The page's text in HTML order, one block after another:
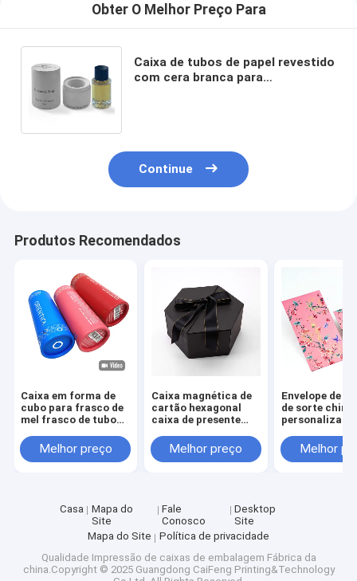
Obter O Melhor Preço Para
Caixa de tubos de papel revestido
com cera branca para
Continue
Produtos Recomendados
Caixa em forma de
cubo para frasco de
mel frasco de tubo
frasco folha de ouro
Melhor preço
Caixa magnética de
cartão hexagonal
caixa de presente
para bebidas
Melhor preço
Envelope de
de sorte
personalizado
Melhor
Casa
Mapa do
Site
Fale
Conosco
Desktop
Site
Mapa do Site
Política de privacidade
Qualidade Impressão de caixas de embalagem Fábrica da
china.Copyright © 2025 Guangdong CaiFeng Printing&Technology